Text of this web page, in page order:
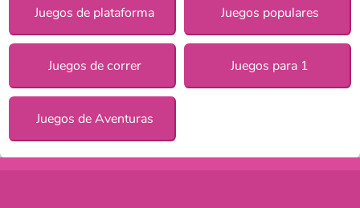
Juegos de plataforma Juegos populares
Juegos de correr Juegos para 1
Juegos de Aventuras